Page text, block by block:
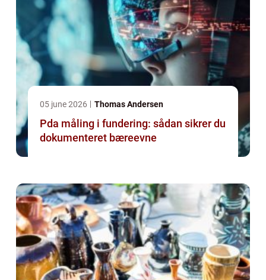
05 june 2026 Thomas Andersen
Pda måling i fundering: sådan sikrer du
dokumenteret bæreevne